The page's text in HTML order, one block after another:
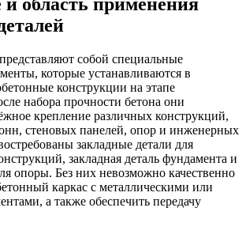
собой специальные
которые устанавливаются в
конструкции на этапе
набора прочности бетона они
крепление различных конструкций,
стеновых панелей, опор и инженерных
закладные детали для
закладная деталь фундамента и
опоры. Без них невозможно качественно
каркас с металлическими или
а также обеспечить передачу